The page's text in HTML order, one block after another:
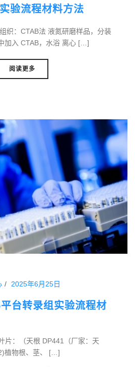
验流程材料方法
织：CTAB法 液氮研磨样品，分装
加入 CTAB，水浴 离心 […]
阅读更多
2025年6月25日
台转录组实验流程材
片：（天根 DP441（厂家：天
植物根、茎、 […]